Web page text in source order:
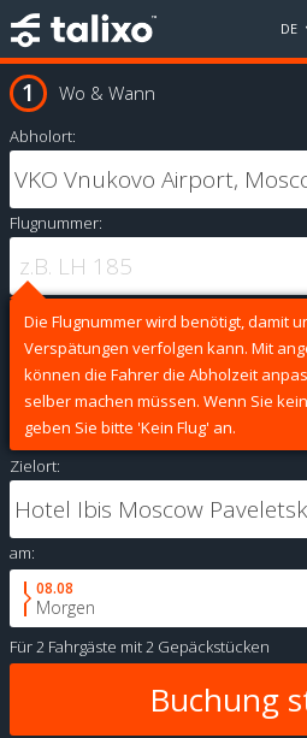
DE
Wo & Wann
Abholort:
Flugnummer:
Die Flugnummer wird benötigt, damit
Verspätungen verfolgen kann. Mit
können die Fahrer die Abholzeit
selber machen müssen. Wenn Sie
geben Sie bitte 'Kein Flug' an.
Zielort:
am:
08.08
Morgen
Für2 Fahrgäste mit2 Gepäckstücken